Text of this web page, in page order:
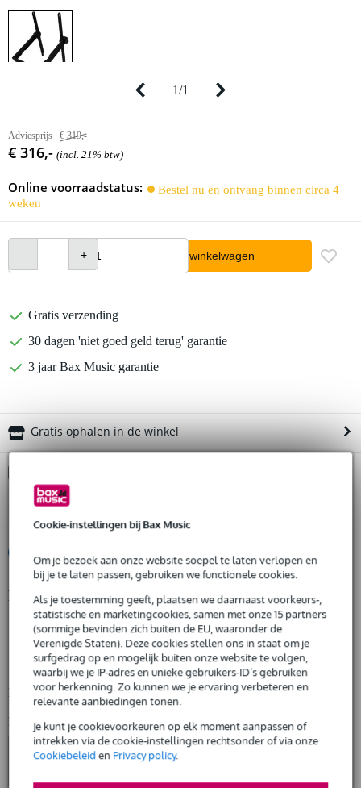
Cookie-instellingen bij Bax Music
Om je bezoek aan onze website soepel te laten verlopen en
bij je te laten passen, gebruiken we functionele cookies.
Als je toestemming geeft, plaatsen we daarnaast voorkeurs-,
statistische en marketingcookies, samen met onze 15 partners
(sommige bevinden zich buiten de EU, waaronder de
Verenigde Staten). Deze cookies stellen ons in staat om je
surfgedrag op en mogelijk buiten onze website te volgen,
waarbij we je IP-adres en unieke gebruikers-ID’s gebruiken
voor herkenning. Zo kunnen we je ervaring verbeteren en
relevante aanbiedingen tonen.
Je kunt je cookievoorkeuren op elk moment aanpassen of
intrekken via de cookie-instellingen rechtsonder of via onze
Cookiebeleiden Privacy policy.
1/1
Adviesprijs € 319,-
€ 316,- (incl. 21% btw)
Online voorraadstatus:
Bestel nu en ontvang binnen circa 4
weken
In winkelwagen
Gratis verzending
30 dagen 'niet goed geld terug' garantie
3 jaar Bax Music garantie
Gratis ophalen in de winkel
voordelen
€ 15,80 eenmalig
Huur dit product al vanaf 23 euro per maand
Huur meerdere producten tegelijk: min. € 300,- en max.
€ 2.500,-
Gratisthuisbezorgd of op te halen in de winkel
Al na 4 maanden maandelijks opzegbaar
De mogelijkheid om je product(en) met korting te kopen
Snelle vervanging door Bax Music bij een defect
Huur dit product
Productinformatie
onderdeelnummer: 13360707, VBR60707
materiaal: Stell
color: zwart
Bekijk alle productspecificaties
Bekijk ook eens (4)